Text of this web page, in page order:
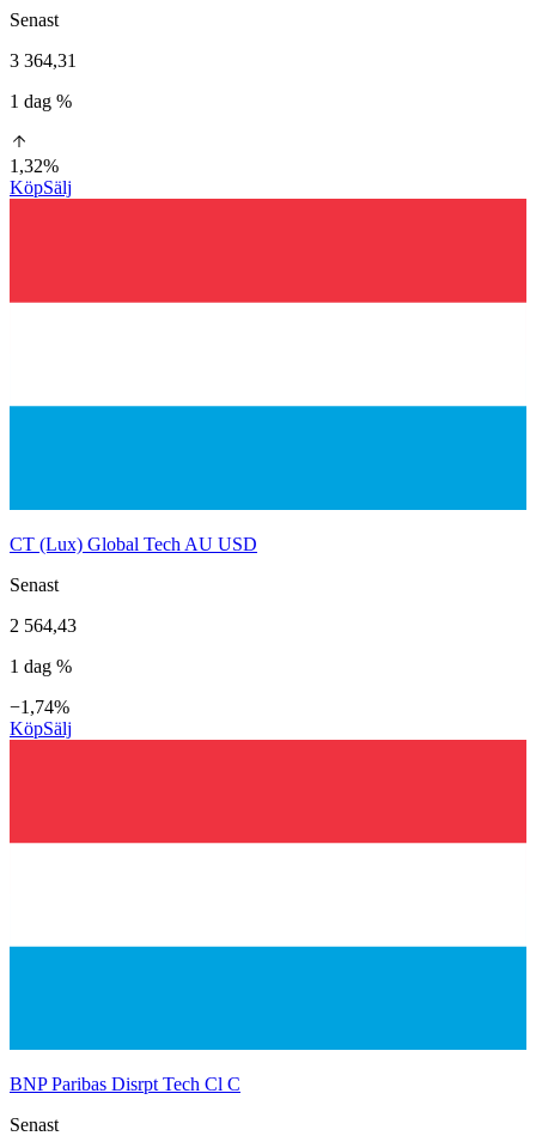
Senast
3 364,31
1 dag %
1,32%
KöpSälj
CT (Lux) Global Tech AU USD
Senast
2 564,43
1 dag %
−1,74%
KöpSälj
BNP Paribas Disrpt Tech Cl C
Senast